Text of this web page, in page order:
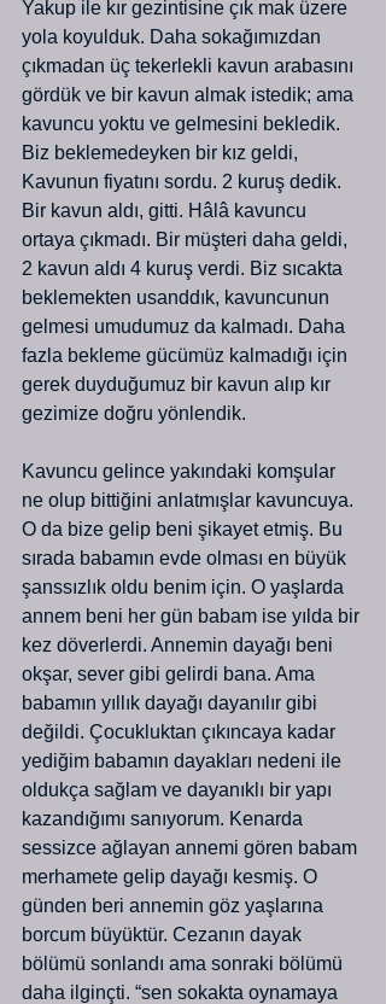
Yakup ile kır gezintisine çık mak üzere
yola koyulduk. Daha sokağımızdan
çıkmadan üç tekerlekli kavun arabasını
gördük ve bir kavun almak istedik; ama
kavuncu yoktu ve gelmesini bekledik.
Biz beklemedeyken bir kız geldi,
Kavunun fiyatını sordu. 2 kuruş dedik.
Bir kavun aldı, gitti. Hâlâ kavuncu
ortaya çıkmadı. Bir müşteri daha geldi,
2 kavun aldı 4 kuruş verdi. Biz sıcakta
beklemekten usanddık, kavuncunun
gelmesi umudumuz da kalmadı. Daha
fazla bekleme gücümüz kalmadığı için
gerek duyduğumuz bir kavun alıp kır
gezimize doğru yönlendik.
Kavuncu gelince yakındaki komşular
ne olup bittiğini anlatmışlar kavuncuya.
O da bize gelip beni şikayet etmiş. Bu
sırada babamın evde olması en büyük
şanssızlık oldu benim için. O yaşlarda
annem beni her gün babam ise yılda bir
kez döverlerdi. Annemin dayağı beni
okşar, sever gibi gelirdi bana. Ama
babamın yıllık dayağı dayanılır gibi
değildi. Çocukluktan çıkıncaya kadar
yediğim babamın dayakları nedeni ile
oldukça sağlam ve dayanıklı bir yapı
kazandığımı sanıyorum. Kenarda
sessizce ağlayan annemi gören babam
merhamete gelip dayağı kesmiş. O
günden beri annemin göz yaşlarına
borcum büyüktür. Cezanın dayak
bölümü sonlandı ama sonraki bölümü
daha ilginçti. “sen sokakta oynamaya